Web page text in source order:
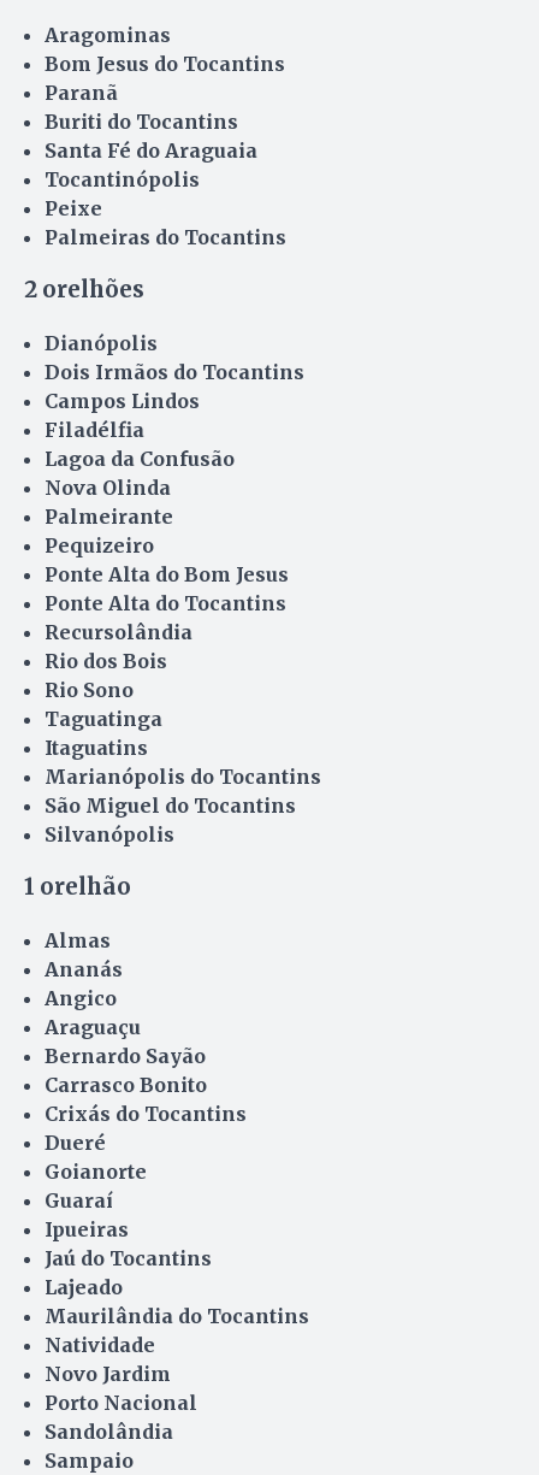
Aragominas
Bom Jesus do Tocantins
Paranã
Buriti do Tocantins
Santa Fé do Araguaia
Tocantinópolis
Peixe
Palmeiras do Tocantins
2 orelhões
Dianópolis
Dois Irmãos do Tocantins
Campos Lindos
Filadélfia
Lagoa da Confusão
Nova Olinda
Palmeirante
Pequizeiro
Ponte Alta do Bom Jesus
Ponte Alta do Tocantins
Recursolândia
Rio dos Bois
Rio Sono
Taguatinga
Itaguatins
Marianópolis do Tocantins
São Miguel do Tocantins
Silvanópolis
1 orelhão
Almas
Ananás
Angico
Araguaçu
Bernardo Sayão
Carrasco Bonito
Crixás do Tocantins
Dueré
Goianorte
Guaraí
Ipueiras
Jaú do Tocantins
Lajeado
Maurilândia do Tocantins
Natividade
Novo Jardim
Porto Nacional
Sandolândia
Sampaio